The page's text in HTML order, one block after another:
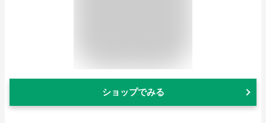
ショップでみる